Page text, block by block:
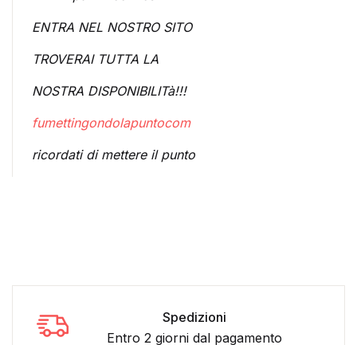
ENTRA NEL NOSTRO SITO
TROVERAI TUTTA LA
NOSTRA DISPONIBILITà!!!
fumettingondolapuntocom
ricordati di mettere il punto
Spedizioni
Entro 2 giorni dal pagamento